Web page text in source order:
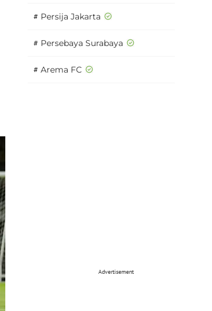
# Persija Jakarta
# Persebaya Surabaya
# Arema FC
Advertisement